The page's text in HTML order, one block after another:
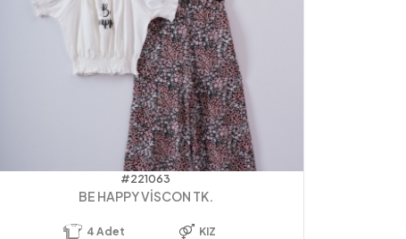
#221063
BE HAPPY VİSCON TK.
4 Adet KIZ